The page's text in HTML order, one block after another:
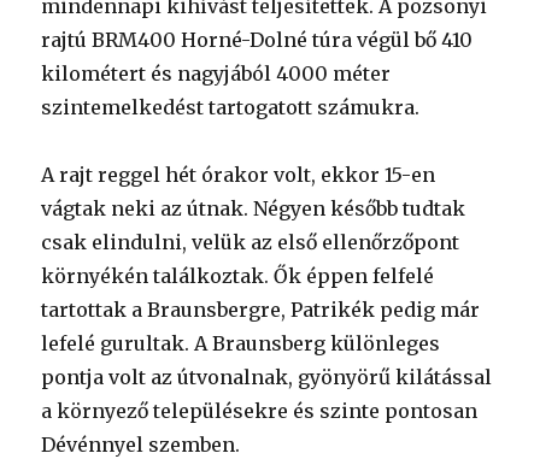
mindennapi kihívást teljesítettek. A pozsonyi
rajtú BRM400 Horné-Dolné túra végül bő 410
kilométert és nagyjából 4000 méter
szintemelkedést tartogatott számukra.
A rajt reggel hét órakor volt, ekkor 15-en
vágtak neki az útnak. Négyen később tudtak
csak elindulni, velük az első ellenőrzőpont
környékén találkoztak. Ők éppen felfelé
tartottak a Braunsbergre, Patrikék pedig már
lefelé gurultak. A Braunsberg különleges
pontja volt az útvonalnak, gyönyörű kilátással
a környező településekre és szinte pontosan
Dévénnyel szemben.